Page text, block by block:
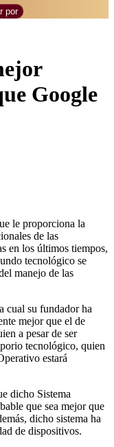
por
Google
le proporciona la
de las
en los últimos tiempos,
tecnológico se
manejo de las
cual su fundador ha
mejor que el de
a pesar de ser
tecnológico, quien
estará
dicho Sistema
que sea mejor que
dicho sistema ha
de dispositivos.